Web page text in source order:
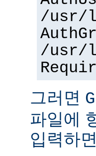
/usr/
/usr/
그러면
파일에
입력하